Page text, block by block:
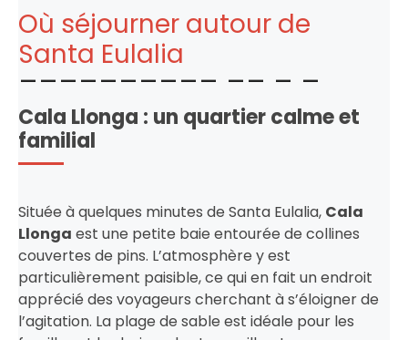
Où séjourner autour de
Santa Eulalia
Cala Llonga : un quartier calme et
familial
Située à quelques minutes de Santa Eulalia, Cala
Llonga est une petite baie entourée de collines
couvertes de pins. L’atmosphère y est
particulièrement paisible, ce qui en fait un endroit
apprécié des voyageurs cherchant à s’éloigner de
l’agitation. La plage de sable est idéale pour les